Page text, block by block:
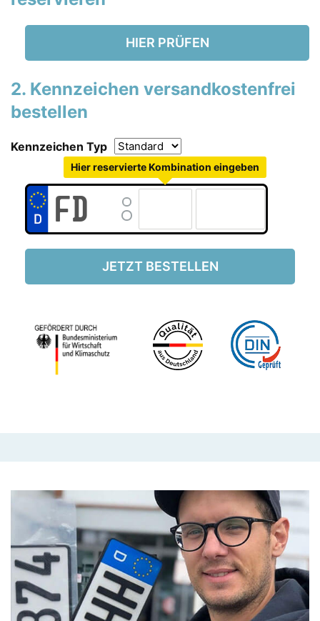
HIER PRÜFEN
2. Kennzeichen versandkostenfrei
bestellen
Kennzeichen Typ
Hier reservierte Kombination eingeben
JETZT BESTELLEN